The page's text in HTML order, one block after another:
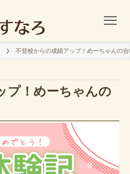
不登校からの成績アップ！めーちゃんの
プ！めーちゃんの